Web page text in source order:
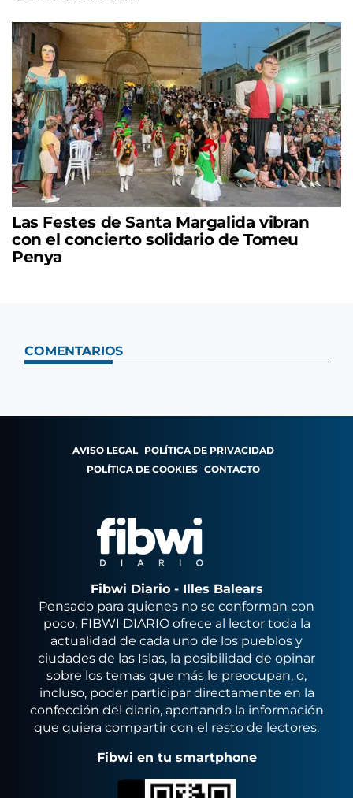
Las Festes de Santa Margalida vibran
con el concierto solidario de Tomeu
Penya
COMENTARIOS
AVISO LEGAL POLÍTICA DE PRIVACIDAD
POLÍTICA DE COOKIES CONTACTO
Fibwi Diario - Illes Balears
Pensado para quienes no se conforman con
poco, FIBWI DIARIO ofrece al lector toda la
actualidad de cada uno de los pueblos y
ciudades de las Islas, la posibilidad de opinar
sobre los temas que más le preocupan, o,
incluso, poder participar directamente en la
confección del diario, aportando la información
que quiera compartir con el resto de lectores.
Fibwi en tu smartphone